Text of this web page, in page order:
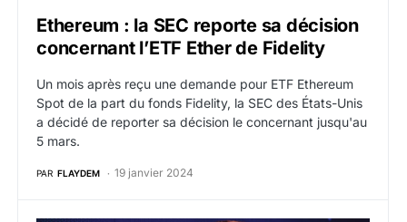
Ethereum : la SEC reporte sa décision
concernant l’ETF Ether de Fidelity
Un mois après reçu une demande pour ETF Ethereum
Spot de la part du fonds Fidelity, la SEC des États-Unis
a décidé de reporter sa décision le concernant jusqu'au
5 mars.
PAR FLAYDEM 19 janvier 2024